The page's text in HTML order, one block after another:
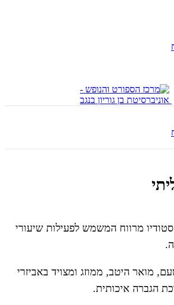
מרווח המשמש לפעילות שיעורי
מואר היטב, ממוזג ומצויד באביזרי
הגברה איכותית.